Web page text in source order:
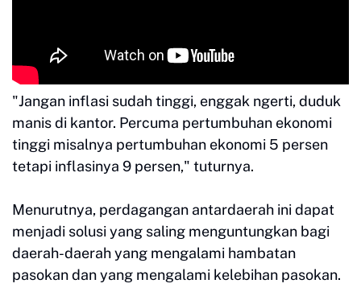
"Jangan inflasi sudah tinggi, enggak ngerti, duduk
manis di kantor. Percuma pertumbuhan ekonomi
tinggi misalnya pertumbuhan ekonomi 5 persen
tetapi inflasinya 9 persen," tuturnya.
Menurutnya, perdagangan antardaerah ini dapat
menjadi solusi yang saling menguntungkan bagi
daerah-daerah yang mengalami hambatan
pasokan dan yang mengalami kelebihan pasokan.